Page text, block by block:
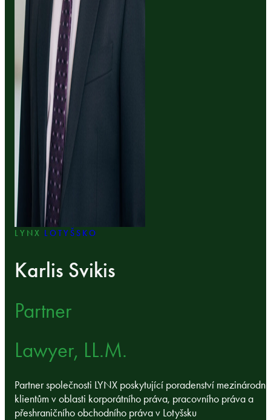
LYNX LOTYŠSKO
Karlis Svikis
Partner
Lawyer, LL.M.
Partner společnosti LYNX poskytující poradenství
klientům v oblasti korporátního práva, pracovního práva a
přeshraničního obchodního práva v Lotyšsku